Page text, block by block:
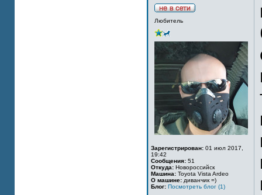
Любитель
Зарегистрирован: 01 июл 2017,
19:42
Сообщения: 51
Откуда: Новороссийск
Машина: Toyota Vista Ardeo
О машине: диванчик =)
Блог: Посмотреть блог (1)